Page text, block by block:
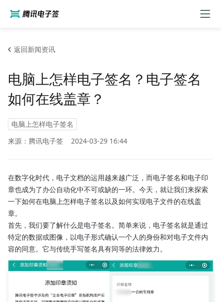
返回新闻资讯
电脑上怎样电子签名？电子签名
如何在线盖章？
电脑上怎样电子签名
来源：腾讯电子签
2024-03-29 16:44
在数字化时代，电子文档的运用越来越广泛，而电子签名和电子印
章也成为了办公自动化中不可或缺的一环。今天，就让我们来探索
一下如何在电脑上怎样电子签名以及如何实现电子文件的在线盖
章。
首先，我们要了解什么是电子签名。简单来说，电子签名就是通过
特定的数据或图像，以电子形式确认一个人的身份和对电子文件内
容的同意。它与传统手写签名具有同等的法律效力。